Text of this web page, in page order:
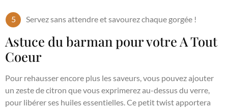
Servez sans attendre et savourez chaque gorgée !
Astuce du barman pour votre A Tout
Coeur
Pour rehausser encore plus les saveurs, vous pouvez ajouter
un zeste de citron que vous exprimerez au-dessus du verre,
pour libérer ses huiles essentielles. Ce petit twist apportera